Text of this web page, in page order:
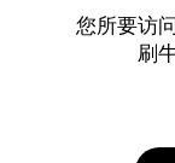
您所要访
刷